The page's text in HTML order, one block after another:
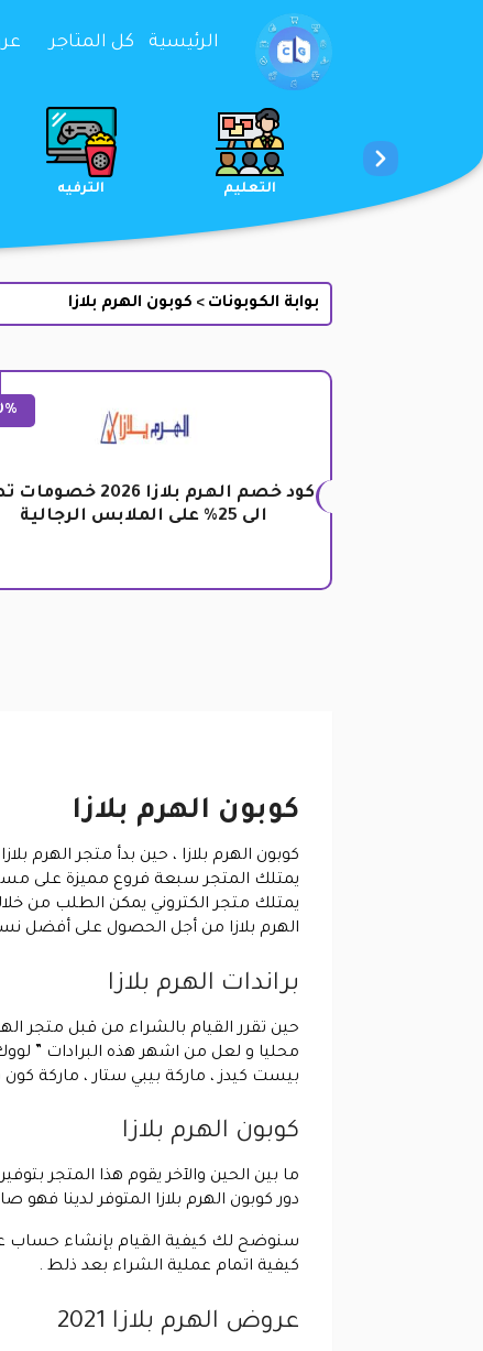
تخطي إلى المحتوى
الرئيسية كل المتاجر
التعليم الجمال والعناية الخدمات
بوابة الكوبونات > كوبون الهرم بلازا
كود خصم الهرم بلازا 2026
الى 25% على الملابس الرجالية
كوبون الهرم بلازا
كوبون الهرم بلازا ، حين بدأ متجر الهرم
يمتلك المتجر سبعة فروع مميزة على
يمتلك متجر الكتروني يمكن الطلب من
الهرم بلازا من أجل الحصول على أفضل نسبة خصم ممكنة من هذا
براندات الهرم بلازا
حين تقرر القيام بالشراء من قبل متجر
محليا و لعل من اشهر هذه البرادات ”
بيست كيدز ، ماركة بيبي ستار ، ماركة كون
كوبون الهرم بلازا
ما بين الحين والآخر يقوم هذا المتجر
دور كوبون الهرم بلازا المتوفر لدينا
سنوضح لك كيفية القيام بإنشاء حساب
كيفية اتمام عملية الشراء بعد ذلط .
عروض الهرم بلازا 2021